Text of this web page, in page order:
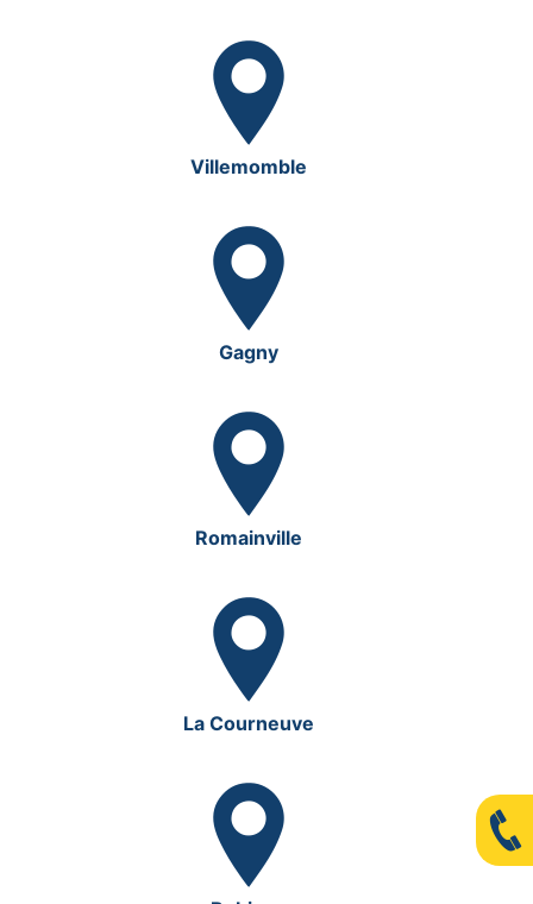
Villemomble
Gagny
Romainville
La Courneuve